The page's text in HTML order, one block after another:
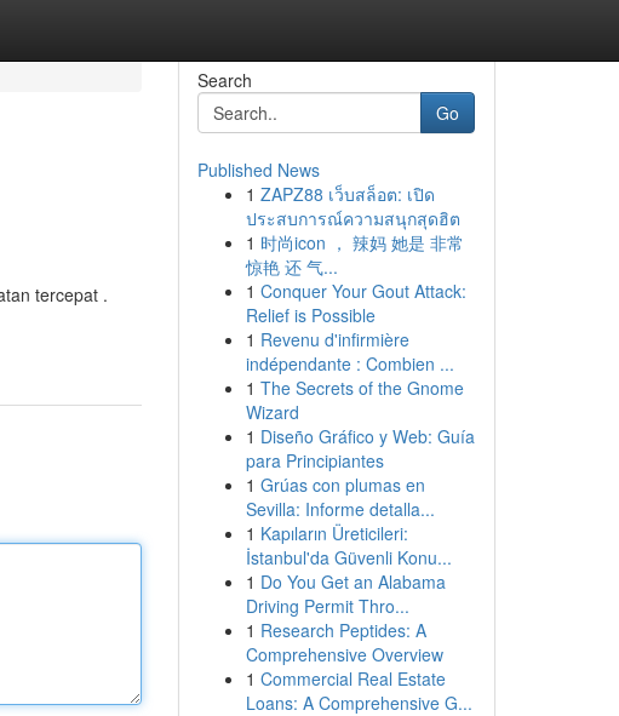
tercepat .
Search
Go
Published News
1 ZAPZ88 เว็บสล็อต: เปิด
ประสบการณ์ความสนุกสุดฮิต
1 时尚icon ， 辣妈 她是 非常
惊艳 还 气...
1 Conquer Your Gout Attack:
Relief is Possible
1 Revenu d'infirmière
indépendante : Combien ...
1 The Secrets of the Gnome
Wizard
1 Diseño Gráfico y Web: Guía
para Principiantes
1 Grúas con plumas en
Sevilla: Informe detalla...
1 Kapıların Üreticileri:
İstanbul'da Güvenli Konu...
1 Do You Get an Alabama
Driving Permit Thro...
1 Research Peptides: A
Comprehensive Overview
1 Commercial Real Estate
Loans: A Comprehensive G...